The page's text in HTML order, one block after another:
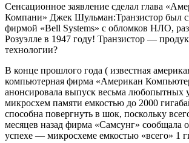
Сенсационное заявление сделал глава
Компани» Джек Шульман:Транзистор был
фирмой «Bell Systems» с обломков НЛО,
Розуэлле в 1947 году! Транзистор —
технологии?
В конце прошлого года ( известная
компьютерная фирма «Американ
анонсировала выпуск весьма любопытных
микросхем памяти емкостью до 2000
способна повергнуть в шок, поскольку
месяцев назад фирма «Самсунг» сообщала
успехе — микросхеме емкостью «всего» 1